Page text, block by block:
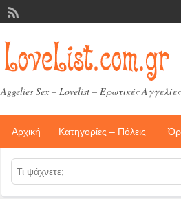
Aggelies Sex – Lovelist – Ερωτικές Αγγελίες
Αρχική Κατηγορίες – Πόλεις